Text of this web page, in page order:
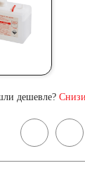
дешевле?